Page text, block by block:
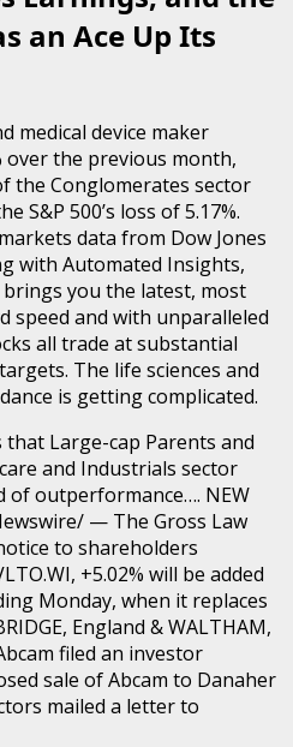
an Ace Up Its
medical device maker
over the previous month,
the Conglomerates sector
S&P 500’s loss of 5.17%.
data from Dow Jones
with Automated Insights,
you the latest, most
speed and with unparalleled
all trade at substantial
The life sciences and
is getting complicated.
Large-cap Parents and
and Industrials sector
of outperformance…. NEW
— The Gross Law
to shareholders
+5.02% will be added
Monday, when it replaces
England & WALTHAM,
filed an investor
sale of Abcam to Danaher
mailed a letter to